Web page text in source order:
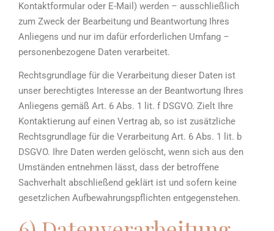
Kontaktformular oder E-Mail) werden – ausschließlich
zum Zweck der Bearbeitung und Beantwortung Ihres
Anliegens und nur im dafür erforderlichen Umfang –
personenbezogene Daten verarbeitet.
Rechtsgrundlage für die Verarbeitung dieser Daten ist
unser berechtigtes Interesse an der Beantwortung Ihres
Anliegens gemäß Art. 6 Abs. 1 lit. f DSGVO. Zielt Ihre
Kontaktierung auf einen Vertrag ab, so ist zusätzliche
Rechtsgrundlage für die Verarbeitung Art. 6 Abs. 1 lit. b
DSGVO. Ihre Daten werden gelöscht, wenn sich aus den
Umständen entnehmen lässt, dass der betroffene
Sachverhalt abschließend geklärt ist und sofern keine
gesetzlichen Aufbewahrungspflichten entgegenstehen.